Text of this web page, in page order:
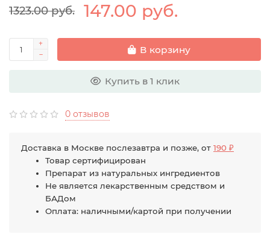
1323.00 руб. 147.00 руб.
В корзину
Купить в 1 клик
0 отзывов
Доставка в Москве послезавтра и позже, от 190 ₽
Товар сертифицирован
Препарат из натуральных ингредиентов
Не является лекарственным средством и
БАДом
Оплата: наличными/картой при получении